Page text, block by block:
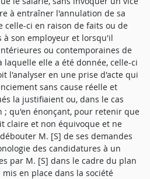
à entraîner l'annulation de sa
celle-ci en raison de faits ou de
son employeur et lorsqu'il
ou contemporaines de
laquelle elle a été donnée, celle-ci
l'analyser en une prise d'acte qui
sans cause réelle et
la justifiaient ou, dans le cas
; qu'en énonçant, pour retenir que
claire et non équivoque et ne
M. [S] de ses demandes
des candidatures à un
par M. [S] dans le cadre du plan
en place dans la société